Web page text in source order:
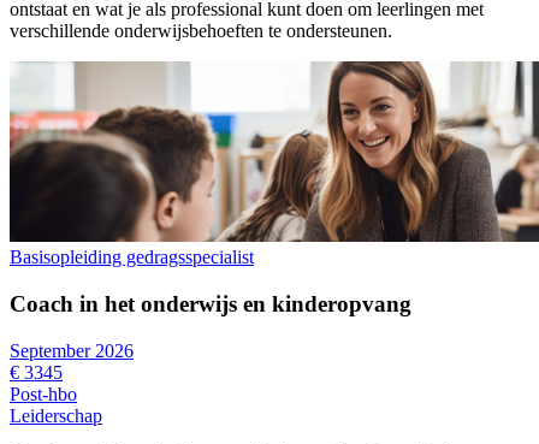
ontstaat en wat je als professional kunt doen om leerlingen met
verschillende onderwijsbehoeften te ondersteunen.
Basisopleiding gedragsspecialist
Coach in het onderwijs en kinderopvang
September 2026
€ 3345
Post-hbo
Leiderschap